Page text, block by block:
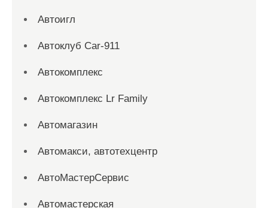
Автоигл
Автоклуб Car-911
Автокомплекс
Автокомплекс Lr Family
Автомагазин
Автомакси, автотехцентр
АвтоМастерСервис
Автомастерская